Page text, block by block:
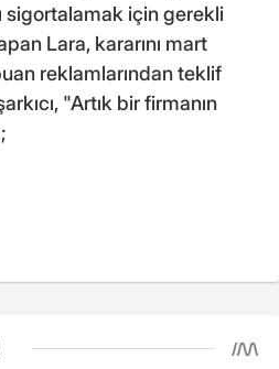
sigortalamak için gerekli
Lara, kararını mart
reklamlarından teklif
"Artık bir firmanın